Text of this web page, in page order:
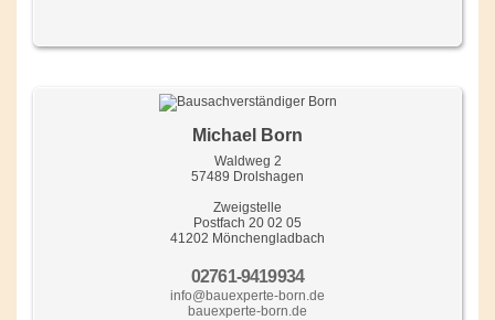
Michael Born
Waldweg 2
57489 Drolshagen
Zweigstelle
Postfach 20 02 05
41202 Mönchengladbach
02761-9419934
info@bauexperte-born.de
bauexperte-born.de